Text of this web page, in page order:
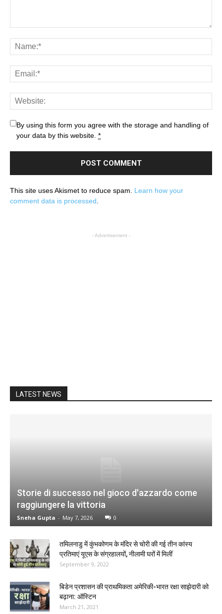
By using this form you agree with the storage and handling of
your data by this website. *
This site uses Akismet to reduce spam. Learn how your
comment data is processed
- Advertisement -
LATEST NEWS
Storie di successo nel gioco d'azzardo come
raggiungere la vittoria
Sneha Gupta - May 7, 2026 0
तमिलनाडु में कुंभकोणम के मंदिर से चोरी की गई तीन कांस्य
प्रतिमाएं यूएस के संग्रहालयों, नीलामी घरों में मिलीं
September 9, 2022
बिडेन प्रशासन की प्राथमिकता अमेरिकी-भारत रक्षा साझेदारी को
बढ़ाना: ऑस्टिन
March 21, 2021